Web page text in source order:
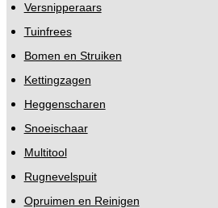
Versnipperaars
Tuinfrees
Bomen en Struiken
Kettingzagen
Heggenscharen
Snoeischaar
Multitool
Rugnevelspuit
Opruimen en Reinigen